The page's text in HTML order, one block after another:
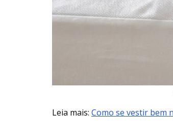
Leia mais: Como se vestir bem